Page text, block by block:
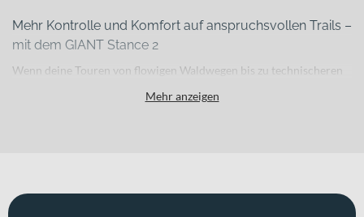
Mehr Kontrolle und Komfort auf anspruchsvollen Trails –
mit dem GIANT Stance 2
Wenn deine Touren von flowigen Waldwegen bis zu technischeren
und dabei effizient bleibt. Das GIANT Stance 2 verbindet eine
Für welche Einsätze eignet sich dieses Bike?
Mehr anzeigen